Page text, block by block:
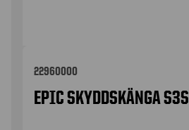
22960000
EPIC SKYDDSKÄNGA S3S